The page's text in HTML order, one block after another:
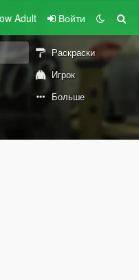
Adult Войти
Раскраски
Игрок
Больше